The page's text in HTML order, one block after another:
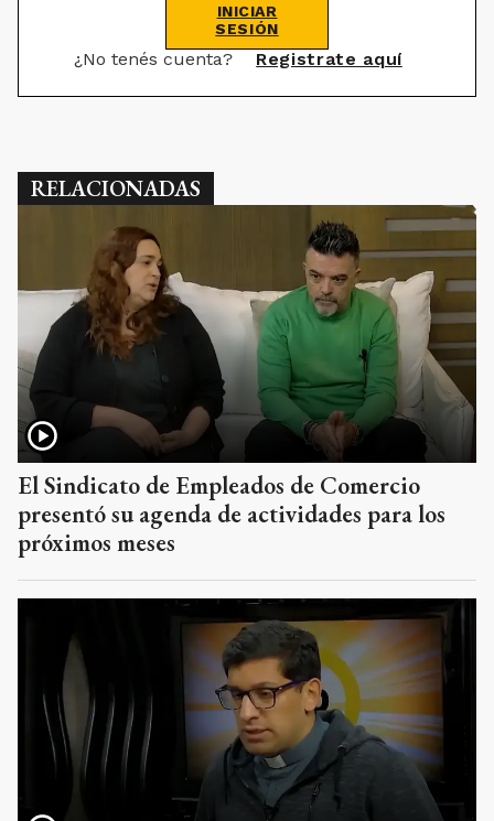
INICIAR
SESIÓN
¿No tenés cuenta? Registrate aquí
RELACIONADAS
El Sindicato de Empleados de Comercio
presentó su agenda de actividades para los
próximos meses